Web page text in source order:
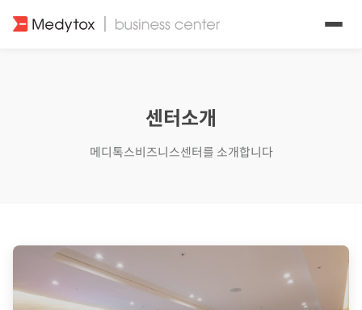
센터소개
메디톡스비즈니스센터를 소개합니다